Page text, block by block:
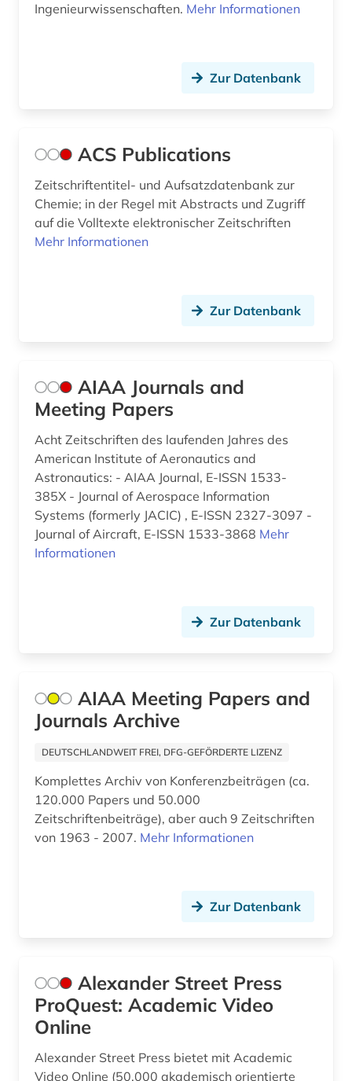
energiegewinnung (1)
energiemanagement (2)
energiemarkt (3)
energiepolitik (3)
energierecht deutschland (1)
energieverbrauch (2)
energieverschwendung (1)
energieversorgung (3)
energiewende (2)
energiewirtschaft (6)
englisch (1)
english (1)
entwicklungsländer (2)
enzyklopädie (1)
erneuerbare energien (9)
essay (1)
eth zürich (1)
Ingenieurwissenschaften. Mehr Informationen
Zur Datenbank
ACS Publications
Zeitschriftentitel- und Aufsatzdatenbank zur
Chemie; in der Regel mit Abstracts und Zugriff
auf die Volltexte elektronischer Zeitschriften
Mehr Informationen
Zur Datenbank
AIAA Journals and
Meeting Papers
Acht Zeitschriften des laufenden Jahres des
American Institute of Aeronautics and
Astronautics: - AIAA Journal, E-ISSN 1533-
385X - Journal of Aerospace Information
Systems (formerly JACIC) , E-ISSN 2327-3097 -
Journal of Aircraft, E-ISSN 1533-3868 Mehr
Informationen
Zur Datenbank
AIAA Meeting Papers and
Journals Archive
DEUTSCHLANDWEIT FREI, DFG-GEFÖRDERTE LIZENZ
Komplettes Archiv von Konferenzbeiträgen (ca.
120.000 Papers und 50.000
Zeitschriftenbeiträge), aber auch 9 Zeitschriften
von 1963 - 2007. Mehr Informationen
Zur Datenbank
Alexander Street Press
ProQuest: Academic Video
Online
Alexander Street Press bietet mit Academic
Video Online (50.000 akademisch orientierte